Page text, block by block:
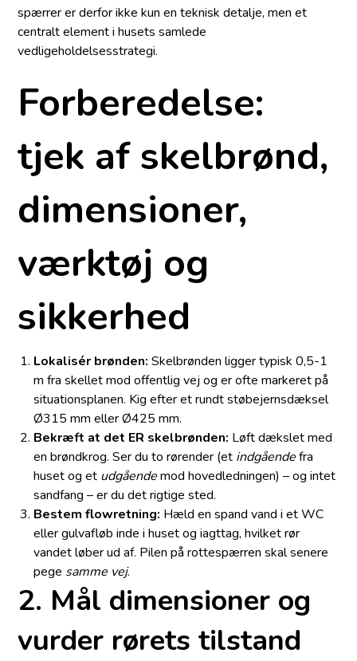
spærrer er derfor ikke kun en teknisk detalje, men et
centralt element i husets samlede
vedligeholdelsesstrategi.
Forberedelse:
tjek af skelbrønd,
dimensioner,
værktøj og
sikkerhed
Lokalisér brønden: Skelbrønden ligger typisk 0,5-1
m fra skellet mod offentlig vej og er ofte markeret på
situationsplanen. Kig efter et rundt støbejernsdæksel
Ø315 mm eller Ø425 mm.
Bekræft at det ER skelbrønden: Løft dækslet med
en brøndkrog. Ser du to rørender (et indgåendefra
huset og et udgåendemod hovedledningen) – og intet
sandfang – er du det rigtige sted.
Bestem flowretning: Hæld en spand vand i et WC
eller gulvafløb inde i huset og iagttag, hvilket rør
vandet løber ud af. Pilen på rottespærren skal senere
pege samme vej.
2. Mål dimensioner og
vurder rørets tilstand